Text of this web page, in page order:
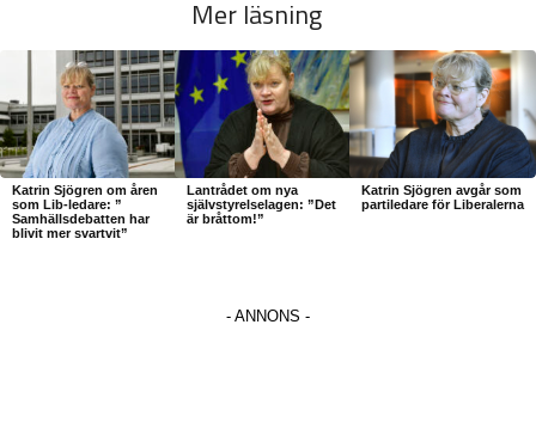
Mer läsning
Katrin Sjögren om åren
som Lib-ledare: ”
Samhällsdebatten har
blivit mer svartvit”
Lantrådet om nya
självstyrelselagen: ”Det
är bråttom!”
Katrin Sjögren avgår som
partiledare för Liberalerna